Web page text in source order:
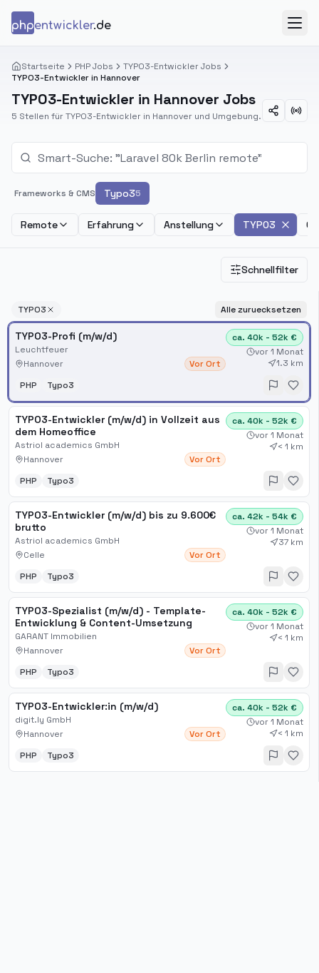
phpentwickler.de
Startseite PHP Jobs
TYPO3-Entwickler Jobs
TYPO3-Entwickler in Hannover
TYPO3-Entwickler in Hannover Jobs
5 Stellen für TYPO3-Entwickler in Hannover und Umgebung.
Frameworks & CMS Typo35
Remote Erfahrung Anstellung TYPO3
Schnellfilter
TYPO3 Alle zuruecksetzen
TYPO3-Profi (m/w/d)
Leuchtfeuer
Hannover
Vor Ort
ca. 40k - 52k €
vor 1 Monat
1.3 km
PHP
Typo3
TYPO3-Entwickler (m/w/d) in Vollzeit aus
dem Homeoffice
Astriol academics GmbH
Hannover
Vor Ort
ca. 40k - 52k €
vor 1 Monat
< 1 km
PHP Typo3
TYPO3-Entwickler (m/w/d) bis zu 9.600€
brutto
Astriol academics GmbH
Celle
Vor Ort
ca. 42k - 54k €
vor 1 Monat
37 km
PHP Typo3
TYPO3-Spezialist (m/w/d) - Template-
Entwicklung & Content-Umsetzung
GARANT Immobilien
Hannover
Vor Ort
ca. 40k - 52k €
vor 1 Monat
< 1 km
PHP Typo3
TYPO3-Entwickler:in (m/w/d)
digit.ly GmbH
Hannover
Vor Ort
ca. 40k - 52k €
vor 1 Monat
< 1 km
PHP
Typo3